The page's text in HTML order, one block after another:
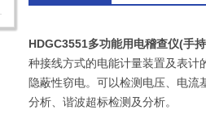
HDGC3551多功能用电稽查仪(手
种接线方式的电能计量装置及表计
隐蔽性窃电。可以检测电压、电
分析、谐波超标检测及分析。